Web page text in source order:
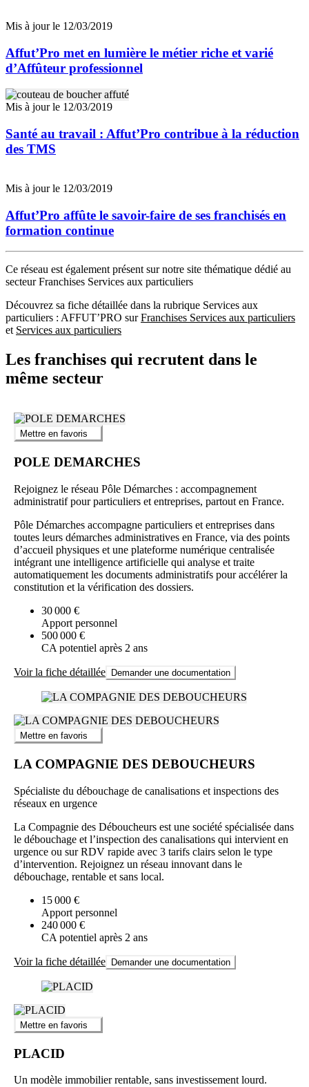
Mis à jour le 12/03/2019
Affut’Pro met en lumière le métier riche et varié
d’Affûteur professionnel
Mis à jour le 12/03/2019
Santé au travail : Affut’Pro contribue à la réduction
des TMS
Mis à jour le 12/03/2019
Affut’Pro affûte le savoir-faire de ses franchisés en
formation continue
Ce réseau est également présent sur notre site thématique dédié au
secteur Franchises Services aux particuliers
Découvrez sa fiche détaillée dans la rubrique Services aux
particuliers : AFFUT’PRO surFranchises Services aux particuliers
et Services aux particuliers
Les franchises qui recrutent dans le
même secteur
Mettre en favoris
POLE DEMARCHES
Rejoignez le réseau Pôle Démarches : accompagnement
administratif pour particuliers et entreprises, partout en France.
Pôle Démarches accompagne particuliers et entreprises dans
toutes leurs démarches administratives en France, via des points
d’accueil physiques et une plateforme numérique centralisée
intégrant une intelligence artificielle qui analyse et traite
automatiquement les documents administratifs pour accélérer la
constitution et la vérification des dossiers.
30 000 €
Apport personnel
500 000 €
CA potentiel après 2 ans
Voir la fiche détaillée Demander une documentation
Mettre en favoris
LA COMPAGNIE DES DEBOUCHEURS
Spécialiste du débouchage de canalisations et inspections des
réseaux en urgence
La Compagnie des Déboucheurs est une société spécialisée dans
le débouchage et l’inspection des canalisations qui intervient en
urgence ou sur RDV rapide avec 3 tarifs clairs selon le type
d’intervention. Rejoignez un réseau innovant dans le
débouchage, rentable et sans local.
15 000 €
Apport personnel
240 000 €
CA potentiel après 2 ans
Voir la fiche détaillée Demander une documentation
Mettre en favoris
PLACID
Un modèle immobilier rentable, sans investissement lourd.